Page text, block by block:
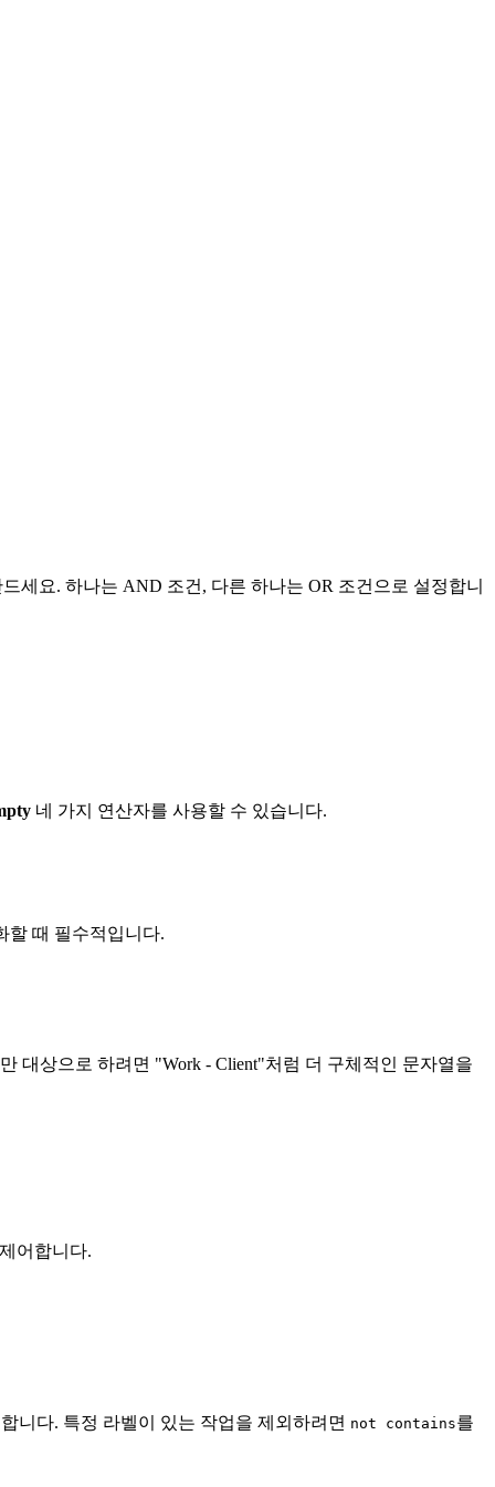
세요. 하나는 AND 조건, 다른 하나는 OR 조건으로 설정합니
네 가지 연산자를 사용할 수 있습니다.
할 때 필수적입니다.
대상으로 하려면 "Work - Client"처럼 더 구체적인 문자열을
어합니다.
니다. 특정 라벨이 있는 작업을 제외하려면 not contains를